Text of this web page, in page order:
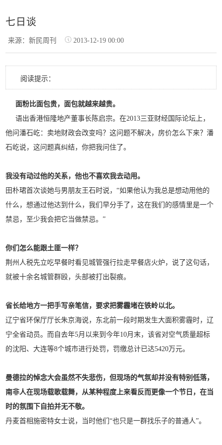
七日谈
来源：新民周刊 2013-12-19 00:00
阅读提示：
面粉比面包贵，面包就越来越贵。
语出香港恒隆地产董事长陈启宗。在2013三亚财经国际论坛上，
他问潘石屹：卖地财政会改变吗？这问题不解决，房价怎么下来？潘
石屹说，这问题真纠结，你把我问住了。
我没有动过他的关系，他也不喜欢我去动用。
田朴珺首次谈她与男朋友王石时说，“如果他认为我总是想动用他的
什么，想通过他达到什么，我们早分手了，这在我们的感情里是一个
禁忌，至少我会把它当做禁忌。”
你们怎么能跟土匪一样？
荆州人税先立吃早餐时看见城管强行拉走早餐店火炉，说了这句话，
就被十余名城管群殴，头部被打出裂痕。
省长给地方一把手写亲笔信，要求把雾霾堵在铁岭以北。
辽宁省环保厅厅长朱京海说，东北前一段时期发生大面积雾霾时，辽
宁全省动员。而自去年5月以来到今年10月末，该省对空气质量超标
的沈阳、大连等8个城市进行处罚，罚缴总计已达5420万元。
曼德拉的悼念大会虽然不失悲伤，但现场的气氛却并没有特别低落，
南非人在现场载歌载舞，从某种程度上来看反而更像一个节日，在当
时的氛围下自拍并无不敬。
丹麦首相施密特女士说，当时他们“也只是一群找乐子的普通人”。